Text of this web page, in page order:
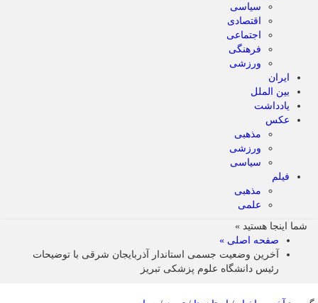
سیاسی
اقتصادی
اجتماعی
فرهنگی
ورزشی
ایران
بین الملل
یادداشت
عکس
مذهبی
ورزشی
سیاسی
فیلم
مذهبی
علمی
شما اینجا هستید »
صفحه اصلی »
آخرین وضعیت جسمی استاندار آذربایجان شرقی با توضیحات
رئیس دانشگاه علوم پزشکی تبریز